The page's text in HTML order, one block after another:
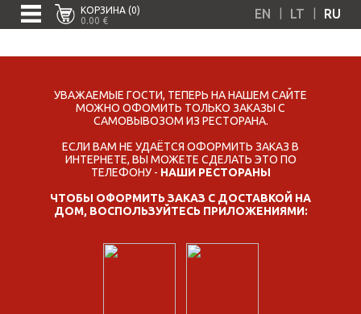
КОРЗИНА (0)
0.00 €
EN LT RU
УВАЖАЕМЫЕ ГОСТИ, ТЕПЕРЬ НА НАШЕМ САЙТЕ
МОЖНО ОФОМИТЬ ТОЛЬКО ЗАКАЗЫ С
САМОВЫВОЗОМ ИЗ РЕСТОРАНА.
ЕСЛИ ВАМ НЕ УДАЁТСЯ ОФОРМИТЬ ЗАКАЗ В
ИНТЕРНЕТЕ, ВЫ МОЖЕТЕ СДЕЛАТЬ ЭТО ПО
ТЕЛЕФОНУ - НАШИ РЕСТОРАНЫ
ЧТОБЫ ОФОРМИТЬ ЗАКАЗ С ДОСТАВКОЙ НА
ДОМ, ВОСПОЛЬЗУЙТЕСЬ ПРИЛОЖЕНИЯМИ: